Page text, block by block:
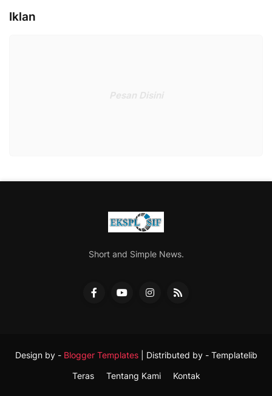
Iklan
Pesan Disini
Short and Simple News.
Design by - Blogger Templates| Distributed by - Templatelib
Teras
Tentang Kami Kontak